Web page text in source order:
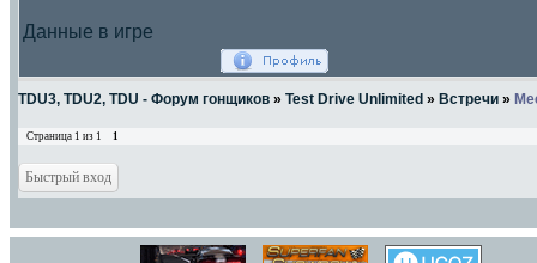
Данные в игре
TDU3, TDU2, TDU - Форум гонщиков » Test Drive Unlimited » Встречи »
Страница 1 из 1 1